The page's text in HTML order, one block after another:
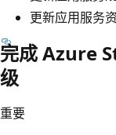
更新应用服务
完成 Azure
级
重要